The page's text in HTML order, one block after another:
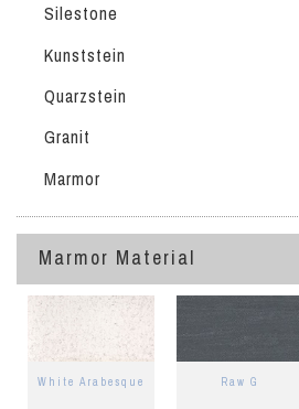
Silestone
Kunststein
Quarzstein
Granit
Marmor
Marmor Material
White Arabesque Raw G